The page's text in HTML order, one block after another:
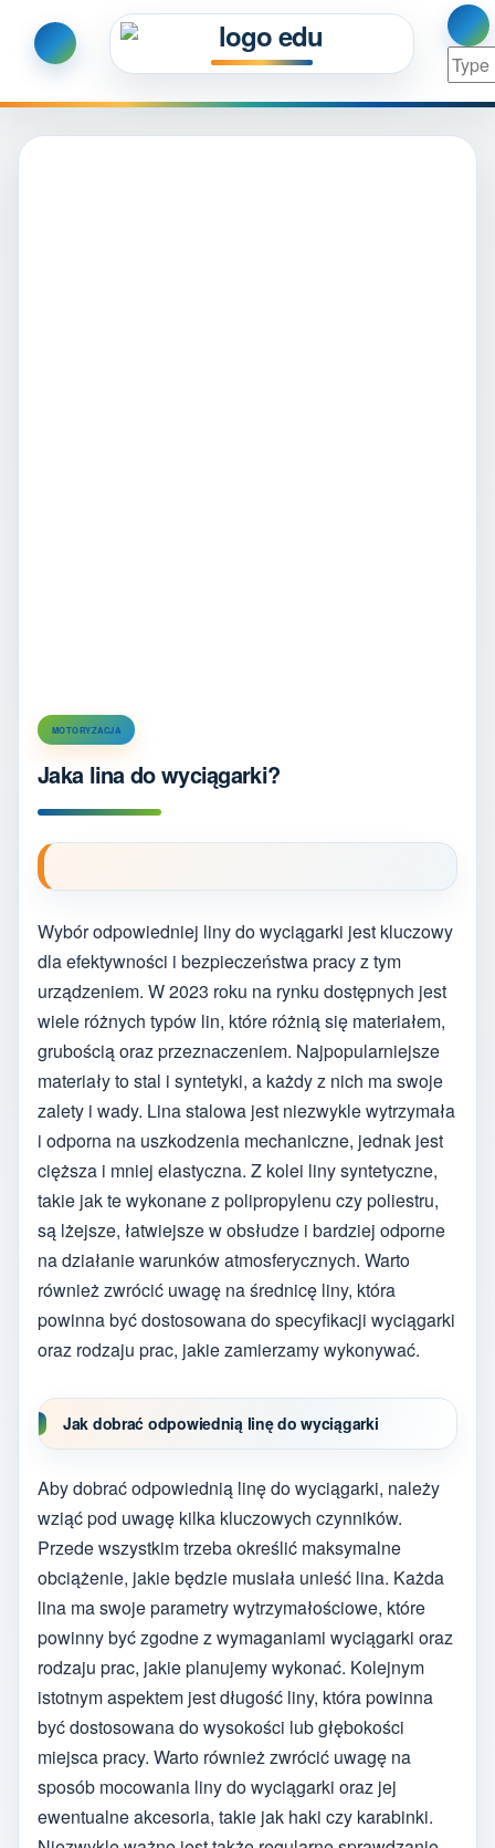
MOTORYZACJA
Jaka lina do wyciągarki?
Wybór odpowiedniej liny do wyciągarki jest kluczowy
dla efektywności i bezpieczeństwa pracy z tym
urządzeniem. W 2023 roku na rynku dostępnych jest
wiele różnych typów lin, które różnią się materiałem,
grubością oraz przeznaczeniem. Najpopularniejsze
materiały to stal i syntetyki, a każdy z nich ma swoje
zalety i wady. Lina stalowa jest niezwykle wytrzymała
i odporna na uszkodzenia mechaniczne, jednak jest
cięższa i mniej elastyczna. Z kolei liny syntetyczne,
takie jak te wykonane z polipropylenu czy poliestru,
są lżejsze, łatwiejsze w obsłudze i bardziej odporne
na działanie warunków atmosferycznych. Warto
również zwrócić uwagę na średnicę liny, która
powinna być dostosowana do specyfikacji wyciągarki
oraz rodzaju prac, jakie zamierzamy wykonywać.
Jak dobrać odpowiednią linę do wyciągarki
Aby dobrać odpowiednią linę do wyciągarki, należy
wziąć pod uwagę kilka kluczowych czynników.
Przede wszystkim trzeba określić maksymalne
obciążenie, jakie będzie musiała unieść lina. Każda
lina ma swoje parametry wytrzymałościowe, które
powinny być zgodne z wymaganiami wyciągarki oraz
rodzaju prac, jakie planujemy wykonać. Kolejnym
istotnym aspektem jest długość liny, która powinna
być dostosowana do wysokości lub głębokości
miejsca pracy. Warto również zwrócić uwagę na
sposób mocowania liny do wyciągarki oraz jej
ewentualne akcesoria, takie jak haki czy karabinki.